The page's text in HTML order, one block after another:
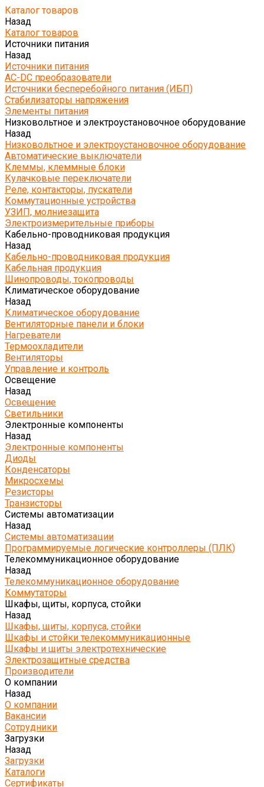
Каталог товаров
Назад
Каталог товаров
Источники питания
Назад
Источники питания
AC-DC преобразователи
Источники бесперебойного питания (ИБП)
Стабилизаторы напряжения
Элементы питания
Низковольтное и электроустановочное оборудование
Назад
Низковольтное и электроустановочное оборудование
Автоматические выключатели
Клеммы, клеммные блоки
Кулачковые переключатели
Реле, контакторы, пускатели
Коммутационные устройства
УЗИП, молниезащита
Электроизмерительные приборы
Кабельно-проводниковая продукция
Назад
Кабельно-проводниковая продукция
Кабельная продукция
Шинопроводы, токопроводы
Климатическое оборудование
Назад
Климатическое оборудование
Вентиляторные панели и блоки
Нагреватели
Термоохладители
Вентиляторы
Управление и контроль
Освещение
Назад
Освещение
Светильники
Электронные компоненты
Назад
Электронные компоненты
Диоды
Конденсаторы
Микросхемы
Резисторы
Транзисторы
Системы автоматизации
Назад
Системы автоматизации
Программируемые логические контроллеры (ПЛК)
Телекоммуникационное оборудование
Назад
Телекоммуникационное оборудование
Коммутаторы
Шкафы, щиты, корпуса, стойки
Назад
Шкафы, щиты, корпуса, стойки
Шкафы и стойки телекоммуникационные
Шкафы и щиты электротехнические
Электрозащитные средства
Производители
О компании
Назад
О компании
Вакансии
Сотрудники
Загрузки
Назад
Загрузки
Каталоги
Сертификаты